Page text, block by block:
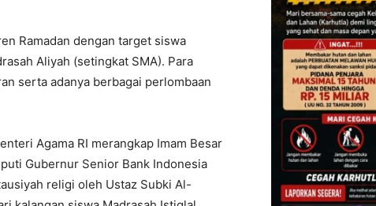
Ramadan dengan target siswa
Aliyah (setingkat SMA). Para
serta adanya berbagai perlombaan
Agama RI merangkap Imam Besar
Gubernur Senior Bank Indonesia
religi oleh Ustaz Subki Al-